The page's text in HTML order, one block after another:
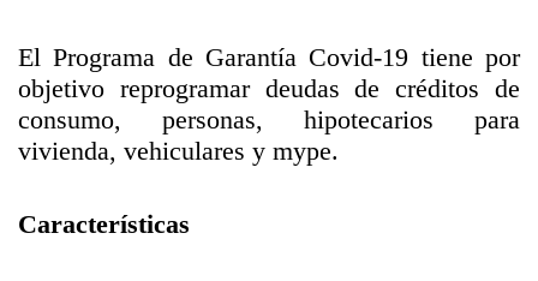
El Programa de Garantía Covid-19 tiene por
objetivo reprogramar deudas de créditos de
consumo, personas, hipotecarios para
vivienda, vehiculares y mype.
Características